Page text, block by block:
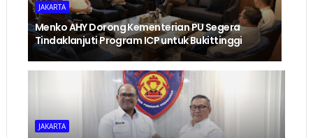
JAKARTA
Menko AHY Dorong Kementerian PU Segera
Tindaklanjuti Program ICP untuk Bukittinggi
JAKARTA